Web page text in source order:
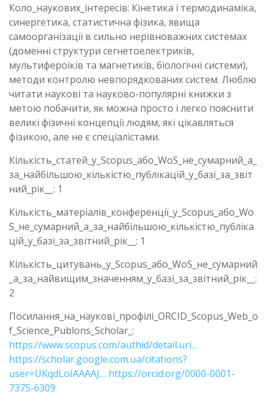
Коло_наукових_інтересів: Кінетика і термодинаміка,
синергетика, статистична фізика, явища
самоорганізації в сильно нерівноважних системах
(доменні структури сегнетоелектриків,
мультифероіків та магнетиків, біологічні системи),
методи контролю невпорядкованих систем. Люблю
читати наукові та науково-популярні книжки з
метою побачити, як можна просто і легко пояснити
великі фізичні концепції людям, які цікавляться
фізикою, але не є спеціалістами.
Кількість_статей_у_Scopus_або_WoS_не_сумарний_а_
за_найбільшою_кількістю_публікацій_у_базі_за_звіт
ний_рік__: 1
Кількість_матеріалів_конференції_у_Scopus_або_Wo
S_не_сумарний_а_за_найбільшою_кількістю_публіка
цій_у_базі_за_звітний_рік__: 1
Кількість_цитувань_у_Scopus_або_WoS_не_сумарний
_а_за_найвищим_значенням_у_базі_за_звітний_рік__:
2
Посилання_на_наукові_профілі_ORCID_Scopus_Web_o
f_Science_Publons_Scholar_:
https://www.scopus.com/authid/detail.uri…
https://scholar.google.com.ua/citations?
user=UKqdLoIAAAAJ… https://orcid.org/0000-0001-
7375-6309